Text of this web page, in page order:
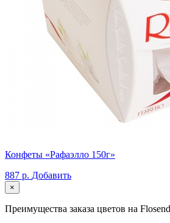
Конфеты «Рафаэлло 150г»
887 р. Добавить
×
Преимущества заказа цветов на Flosend